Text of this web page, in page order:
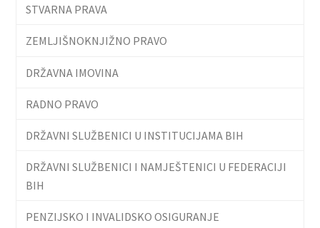
STVARNA PRAVA
ZEMLJIŠNOKNJIŽNO PRAVO
DRŽAVNA IMOVINA
RADNO PRAVO
DRŽAVNI SLUŽBENICI U INSTITUCIJAMA BIH
DRŽAVNI SLUŽBENICI I NAMJEŠTENICI U FEDERACIJI
BIH
PENZIJSKO I INVALIDSKO OSIGURANJE